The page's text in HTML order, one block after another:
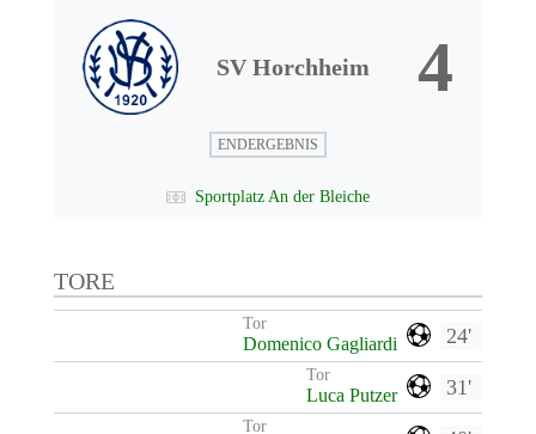
SV Horchheim 4
ENDERGEBNIS
Sportplatz An der Bleiche
TORE
24'
Tor
Domenico Gagliardi
31'
Tor
Luca Putzer
Tor